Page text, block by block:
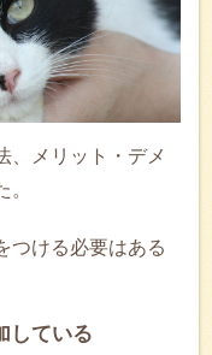
、メリット・デメ
つける必要はある
している